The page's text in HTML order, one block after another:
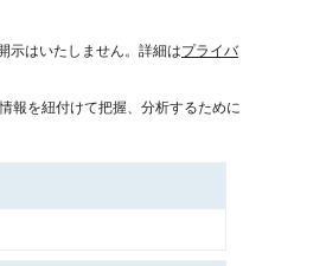
示はいたしません。詳細はプライバ
報を紐付けて把握、分析するために